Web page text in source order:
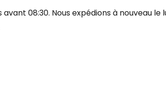
08:30. Nous expédions à nouveau le